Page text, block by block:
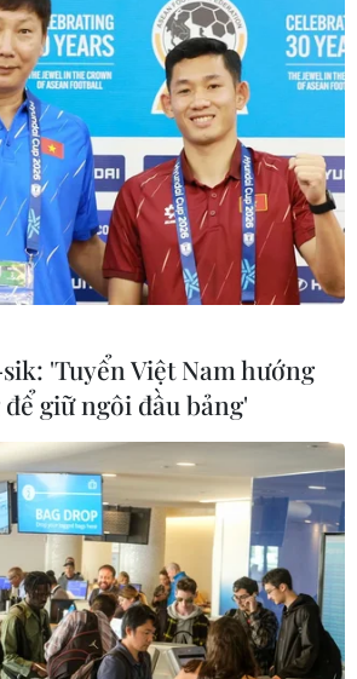
'Tuyển Việt Nam hướng
giữ ngôi đầu bảng'